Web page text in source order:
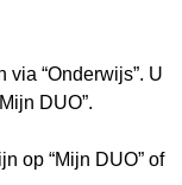
“Onderwijs”. U
DUO”.
op “Mijn DUO” of